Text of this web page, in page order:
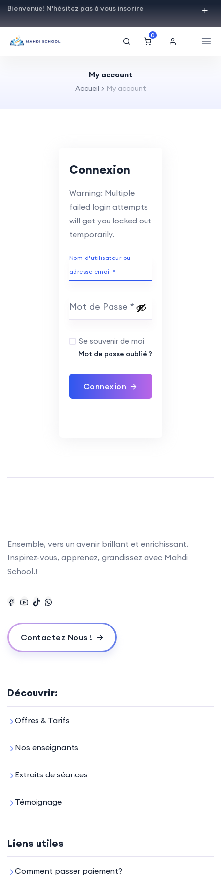
Bienvenue! N'hésitez pas à vous inscrire
0
My account
Accueil My account
Connexion
Warning: Multiple
failed login attempts
will get you locked out
temporarily.
Nom d'utilisateur ou
adresse email *
Mot de Passe *
Se souvenir de moi
Mot de passe oublié ?
Connexion
Ensemble, vers un avenir brillant et enrichissant.
Inspirez-vous, apprenez, grandissez avec Mahdi
School.!
Contactez Nous !
Découvrir:
Offres & Tarifs
Nos enseignants
Extraits de séances
Témoignage
Liens utiles
Comment passer paiement?